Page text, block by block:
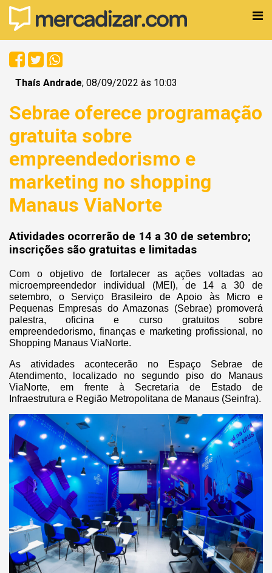
Thaís Andrade; 08/09/2022 às 10:03
Sebrae oferece programação
gratuita sobre
empreendedorismo e
marketing no shopping
Manaus ViaNorte
Atividades ocorrerão de 14 a 30 de setembro;
inscrições são gratuitas e limitadas
Com o objetivo de fortalecer as ações voltadas ao
microempreendedor individual (MEI), de 14 a 30 de
setembro, o Serviço Brasileiro de Apoio às Micro e
Pequenas Empresas do Amazonas (Sebrae) promoverá
palestra, oficina e curso gratuitos sobre
empreendedorismo, finanças e marketing profissional, no
Shopping Manaus ViaNorte.
As atividades acontecerão no Espaço Sebrae de
Atendimento, localizado no segundo piso do Manaus
ViaNorte, em frente à Secretaria de Estado de
Infraestrutura e Região Metropolitana de Manaus (Seinfra).